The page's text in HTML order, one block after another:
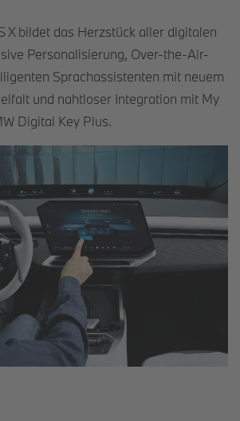
X bildet das Herzstück aller digitalen
Personalisierung, Over-the-Air-
Sprachassistenten mit neuem
und nahtloser Integration mit My
Digital Key Plus.